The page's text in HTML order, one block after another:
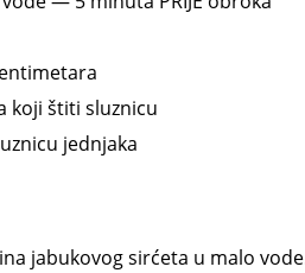
štiti sluznicu
jednjaka
jabukovog sirćeta u malo